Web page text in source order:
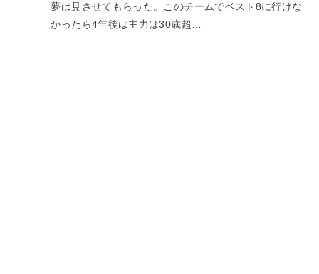
夢は見させてもらった。このチームでベスト8に行けな
かったら4年後は主力は30歳超…